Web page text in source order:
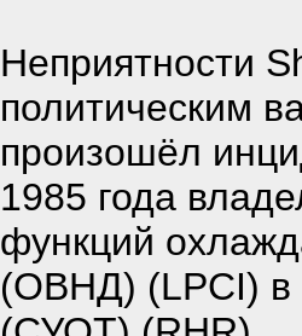
Неприятности
политическим
произошёл
1985 года
функций
(ОВНД) (LPCI) в